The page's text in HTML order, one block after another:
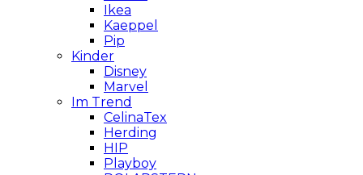
Ikea
Kaeppel
Pip
Kinder
Disney
Marvel
Im Trend
CelinaTex
Herding
HIP
Playboy